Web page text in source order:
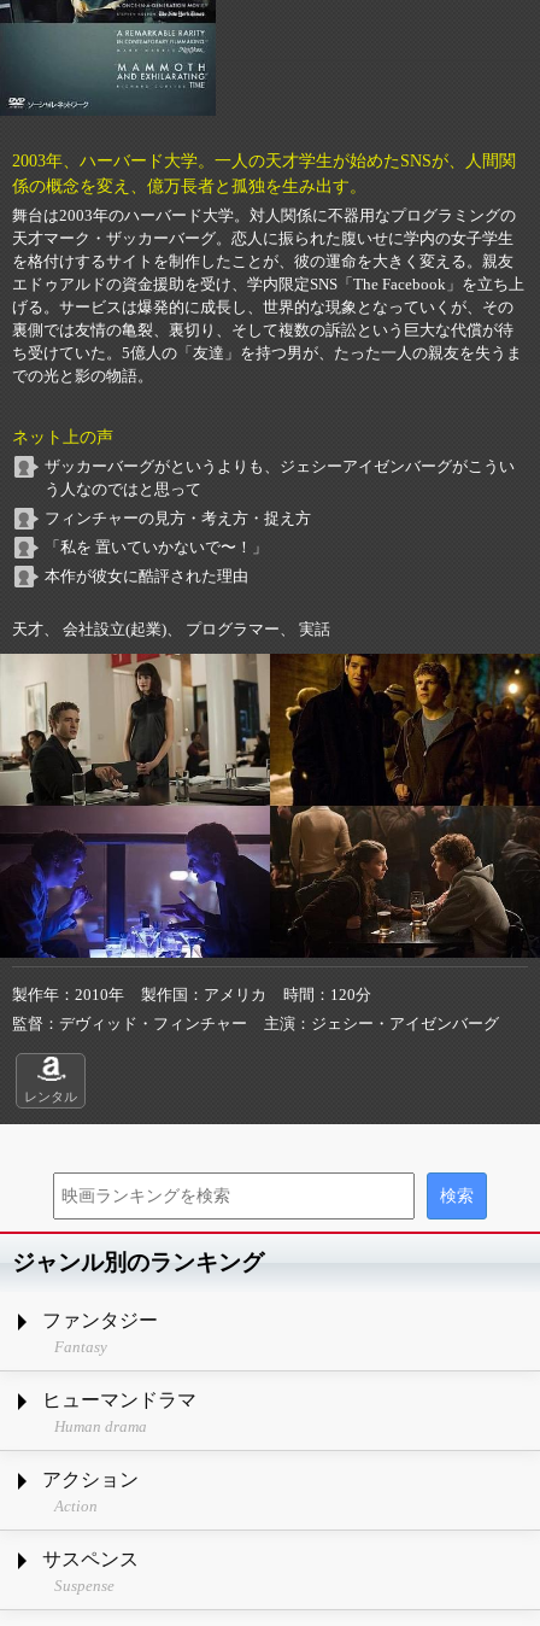
2003年、ハーバード大学。一人の天才学生が始めたSNSが、人間関
係の概念を変え、億万長者と孤独を生み出す。
舞台は2003年のハーバード大学。対人関係に不器用なプログラミングの
天才マーク・ザッカーバーグ。恋人に振られた腹いせに学内の女子学生
を格付けするサイトを制作したことが、彼の運命を大きく変える。親友
エドゥアルドの資金援助を受け、学内限定SNS「The Facebook」を立ち上
げる。サービスは爆発的に成長し、世界的な現象となっていくが、その
裏側では友情の亀裂、裏切り、そして複数の訴訟という巨大な代償が待
ち受けていた。5億人の「友達」を持つ男が、たった一人の親友を失うま
での光と影の物語。
ネット上の声
ザッカーバーグがというよりも、ジェシーアイゼンバーグがこうい
う人なのではと思って
フィンチャーの見方・考え方・捉え方
「私を 置いていかないで〜！」
本作が彼女に酷評された理由
天才、 会社設立(起業)、 プログラマー、 実話
製作年 2010年 製作国 アメリカ 時間
120分
監督
デヴィッド・フィンチャー 主演 ジェシー・アイゼンバーグ
レンタル
ジャンル別のランキング
ファンタジー
Fantasy
ヒューマンドラマ
Human drama
アクション
Action
サスペンス
Suspense